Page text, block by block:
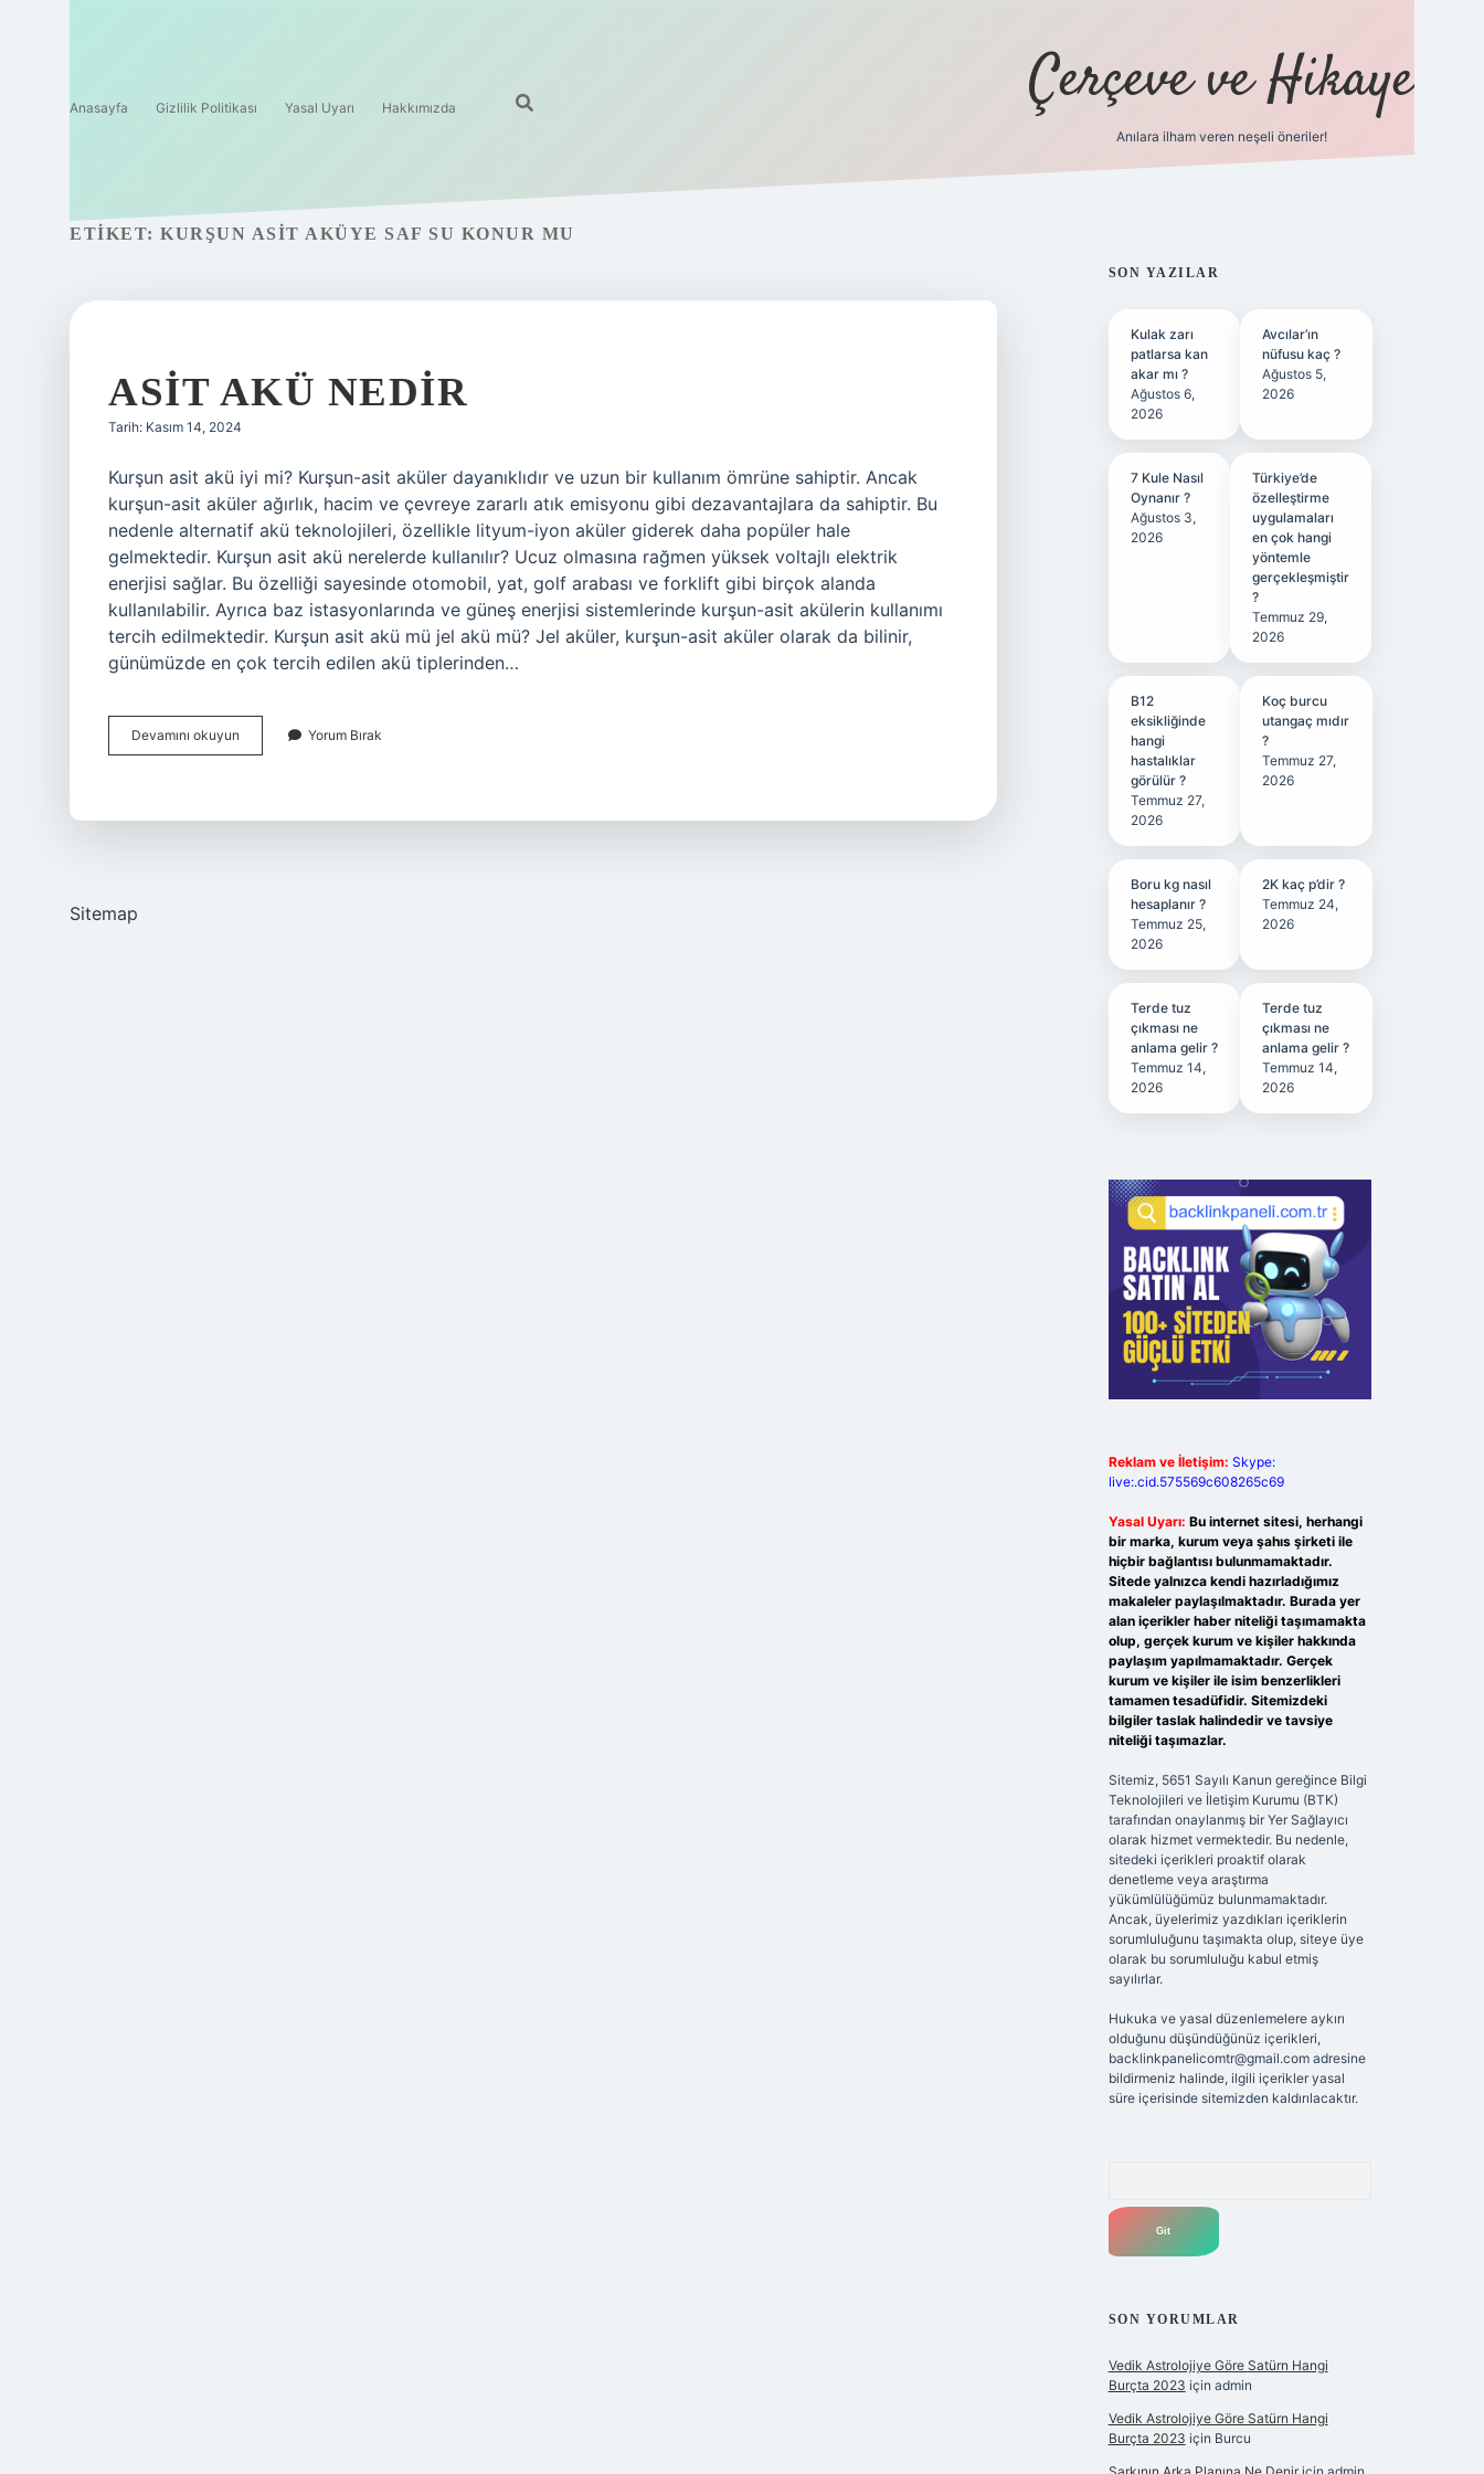
Anasayfa Gizlilik Politikası Yasal Uyarı Hakkımızda Çerçeve ve Hikaye
Anılara ilham veren neşeli öneriler!
ETIKET: KURŞUN ASIT AKÜYE SAF SU KONUR MU
ASIT AKÜ NEDIR
Tarih: Kasım 14, 2024
Kurşun asit akü iyi mi? Kurşun-asit aküler dayanıklıdır ve uzun bir kullanım ömrüne sahiptir. Ancak
kurşun-asit aküler ağırlık, hacim ve çevreye zararlı atık emisyonu gibi dezavantajlara da sahiptir. Bu
nedenle alternatif akü teknolojileri, özellikle lityum-iyon aküler giderek daha popüler hale
gelmektedir. Kurşun asit akü nerelerde kullanılır? Ucuz olmasına rağmen yüksek voltajlı elektrik
enerjisi sağlar. Bu özelliği sayesinde otomobil, yat, golf arabası ve forklift gibi birçok alanda
kullanılabilir. Ayrıca baz istasyonlarında ve güneş enerjisi sistemlerinde kurşun-asit akülerin kullanımı
tercih edilmektedir. Kurşun asit akü mü jel akü mü? Jel aküler, kurşun-asit aküler olarak da bilinir,
günümüzde en çok tercih edilen akü tiplerinden…
Devamını okuyun
Akü
Yorum Bırak
Sitemap
SIDEBAR
SON YAZILAR
Kulak zarı
patlarsa kan
akar mı ?
Ağustos 6,
2026
Avcılar’ın
nüfusu kaç ?
Ağustos 5,
2026
7 Kule Nasıl
Oynanır ?
Ağustos 3,
2026
Türkiye’de
özelleştirme
uygulamaları
en çok hangi
yöntemle
gerçekleşmiştir
?
Temmuz 29,
2026
B12
eksikliğinde
hangi
hastalıklar
görülür ?
Temmuz 27,
2026
Koç burcu
utangaç mıdır
?
Temmuz 27,
2026
Boru kg nasıl
hesaplanır ?
Temmuz 25,
2026
2K kaç p’dir ?
Temmuz 24,
2026
Terde tuz
çıkması ne
anlama gelir ?
Temmuz 14,
2026
Terde tuz
çıkması ne
anlama gelir ?
Temmuz 14,
2026
Reklam ve İletişim: Skype:
live:.cid.575569c608265c69
Yasal Uyarı: Bu internet sitesi, herhangi
bir marka, kurum veya şahıs şirketi ile
hiçbir bağlantısı bulunmamaktadır.
Sitede yalnızca kendi hazırladığımız
makaleler paylaşılmaktadır. Burada yer
alan içerikler haber niteliği taşımamakta
olup, gerçek kurum ve kişiler hakkında
paylaşım yapılmamaktadır. Gerçek
kurum ve kişiler ile isim benzerlikleri
tamamen tesadüfidir. Sitemizdeki
bilgiler taslak halindedir ve tavsiye
niteliği taşımazlar.
Sitemiz, 5651 Sayılı Kanun gereğince Bilgi
Teknolojileri ve İletişim Kurumu (BTK)
tarafından onaylanmış bir Yer Sağlayıcı
olarak hizmet vermektedir. Bu nedenle,
sitedeki içerikleri proaktif olarak
denetleme veya araştırma
yükümlülüğümüz bulunmamaktadır.
Ancak, üyelerimiz yazdıkları içeriklerin
sorumluluğunu taşımakta olup, siteye üye
olarak bu sorumluluğu kabul etmiş
sayılırlar.
Hukuka ve yasal düzenlemelere aykırı
olduğunu düşündüğünüz içerikleri,
backlinkpanelicomtr@gmail.comadresine
bildirmeniz halinde, ilgili içerikler yasal
süre içerisinde sitemizden kaldırılacaktır.
SON YORUMLAR
Vedik Astrolojiye Göre Satürn Hangi
Burçta 2023 için admin
Vedik Astrolojiye Göre Satürn Hangi
Burçta 2023 için Burcu